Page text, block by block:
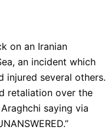
on an Iranian
an incident which
injured several others.
retaliation over the
saying via